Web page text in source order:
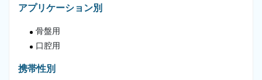
アプリケーション別
骨盤用
口腔用
携帯性別